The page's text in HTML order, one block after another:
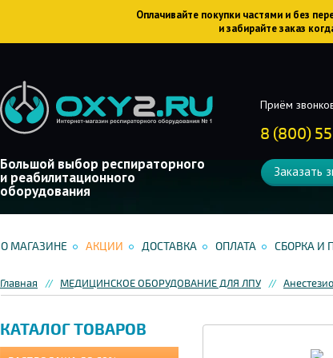
Оплачивайте покупки частями и без
и забирайте заказ
Большой выбор респираторного
и реабилитационного
оборудования
Приём
8 (800)
Заказать
О МАГАЗИНЕ АКЦИИ ДОСТАВКА ОПЛАТА СБОРКА И
Главная МЕДИЦИНСКОЕ ОБОРУДОВАНИЕ ДЛЯ ЛПУ
КАТАЛОГ ТОВАРОВ